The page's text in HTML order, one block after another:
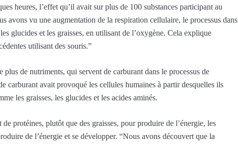
heures, l’effet qu’il avait sur plus de 100 substances participant au
avons vu une augmentation de la respiration cellulaire, le processus dans
glucides et les graisses, en utilisant de l’oxygène. Cela explique
utilisant des souris.”
de nutriments, qui servent de carburant dans le processus de
carburant avait provoqué les cellules humaines à partir desquelles ils
les graisses, les glucides et les acides aminés.
protéines, plutôt que des graisses, pour produire de l’énergie, les
de l’énergie et se développer. “Nous avons découvert que la